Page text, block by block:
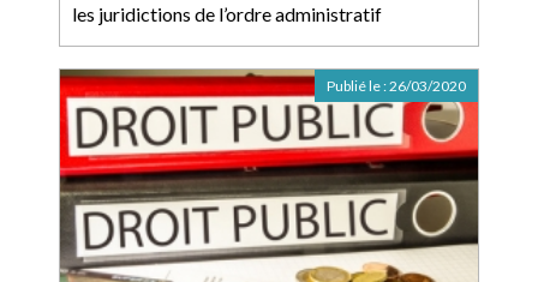
les juridictions de l’ordre administratif
Publié le :26/03/2020